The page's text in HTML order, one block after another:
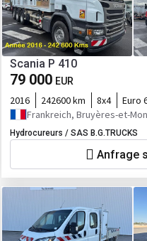
Scania P 410
79 000 EUR
2016 242600 km 8x4 Euro
Frankreich, Bruyères-et-
Hydrocureurs / SAS B.G.TRUCKS
Anfrage